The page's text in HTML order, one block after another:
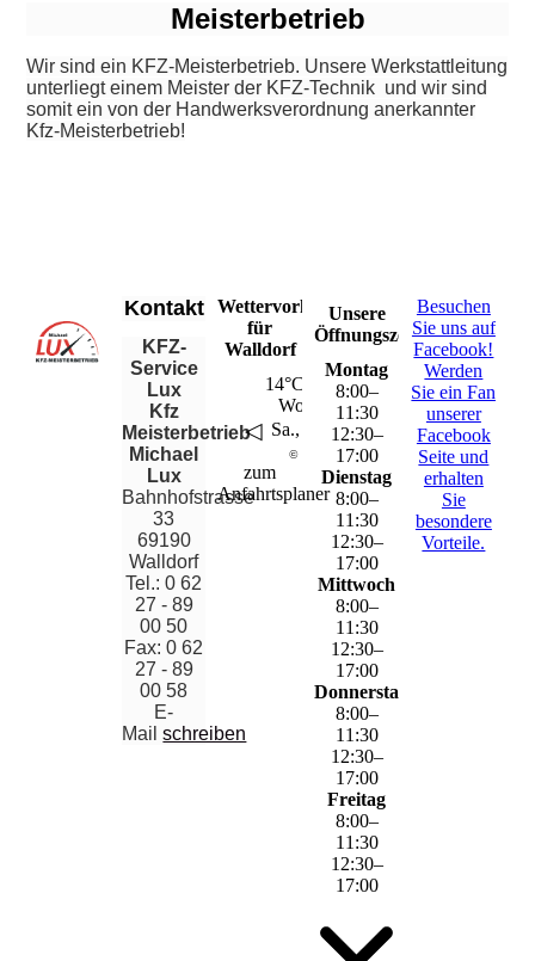
Meisterbetrieb
Wir sind ein KFZ-Meisterbetrieb. Unsere Werkstattleitung
unterliegt einem Meister der KFZ-Technik und wir sind
somit ein von der Handwerksverordnung anerkannter
Kfz-Meisterbetrieb!
Kontakt
KFZ-
Service
Lux
Kfz
Meisterbetrieb
Michael
Lux
Bahnhofstrasse
33
69190
Walldorf
Tel.: 0 62
27 - 89
00 50
Fax: 0 62
27 - 89
00 58
E-
Mailschreiben
Wettervorhersage
für
Walldorf
14°C – 34°C
Wolkenlos
◁ Sa., 8. Aug.. ▶
© wetter.net
zum
Anfahrtsplaner
Unsere
Öffnungszeiten
Montag
8:00–
11 :30
12:30–
17:00
Dienstag
8:00–
11 :30
12:30–
17:00
Mittwoch
8:00–
11 :30
12:30–
17:00
Donnerstag
8:00–
11 :30
12:30–
17:00
Freitag
8:00–
11 :30
12:30–
17:00
Besuchen
Sie uns auf
Facebook!
Werden
Sie ein Fan
unserer
Facebook
Seite und
erhalten
Sie
besondere
Vorteile.